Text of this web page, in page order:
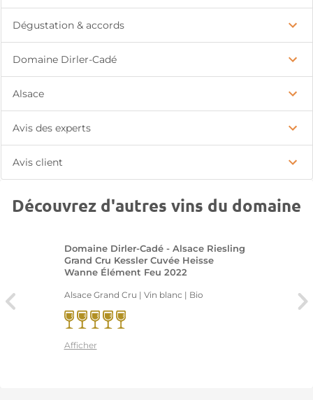
Dégustation & accords
Domaine Dirler-Cadé
Alsace
Avis des experts
Avis client
Découvrez d'autres vins du domaine
Domaine Dirler-Cadé - Alsace Riesling
Grand Cru Kessler Cuvée Heisse
Wanne Élément Feu 2022
Alsace Grand Cru | Vin blanc | Bio
Afficher